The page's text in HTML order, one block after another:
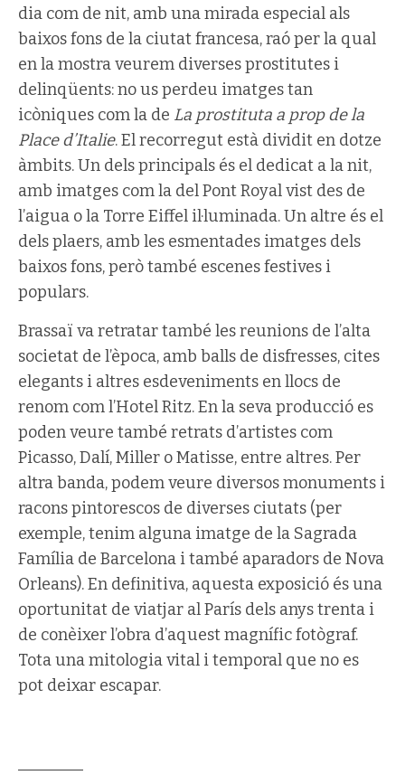
dia com de nit, amb una mirada especial als
baixos fons de la ciutat francesa, raó per la qual
en la mostra veurem diverses prostitutes i
delinqüents: no us perdeu imatges tan
icòniques com la de La prostituta a prop de la
Place d’Italie. El recorregut està dividit en dotze
àmbits. Un dels principals és el dedicat a la nit,
amb imatges com la del Pont Royal vist des de
l’aigua o la Torre Eiffel il·luminada. Un altre és el
dels plaers, amb les esmentades imatges dels
baixos fons, però també escenes festives i
populars.
Brassaï va retratar també les reunions de l’alta
societat de l’època, amb balls de disfresses, cites
elegants i altres esdeveniments en llocs de
renom com l’Hotel Ritz. En la seva producció es
poden veure també retrats d’artistes com
Picasso, Dalí, Miller o Matisse, entre altres. Per
altra banda, podem veure diversos monuments i
racons pintorescos de diverses ciutats (per
exemple, tenim alguna imatge de la Sagrada
Família de Barcelona i també aparadors de Nova
Orleans). En definitiva, aquesta exposició és una
oportunitat de viatjar al París dels anys trenta i
de conèixer l’obra d’aquest magnífic fotògraf.
Tota una mitologia vital i temporal que no es
pot deixar escapar.